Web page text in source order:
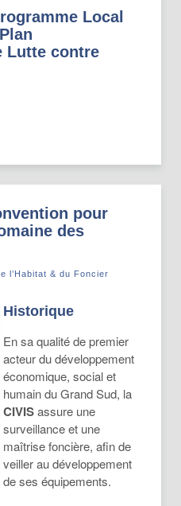
Local
Lutte contre
pour
des
l’Habitat & du Foncier
Historique
En sa qualité de premier
acteur du développement
économique, social et
humain du Grand Sud, la
CIVISassure une
surveillance et une
maîtrise foncière, afin de
veiller au développement
ses équipements.